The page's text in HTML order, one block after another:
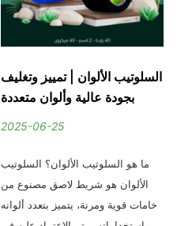
السلوتيب الألوان | تمييز وتغليف
بجودة عالية وألوان متعددة
2025-06-25
ما هو السلوتيب الألوان؟ السلوتيب
الألوان هو شريط لاصق مصنوع من
خامات قوية ومرنة، يتميز بتعدد ألوانه